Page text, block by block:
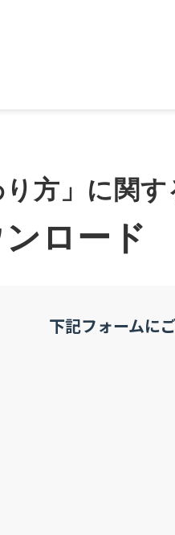
り方」に関
ロード
下記フォームに